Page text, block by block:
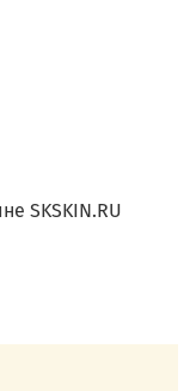
SKSKIN.RU